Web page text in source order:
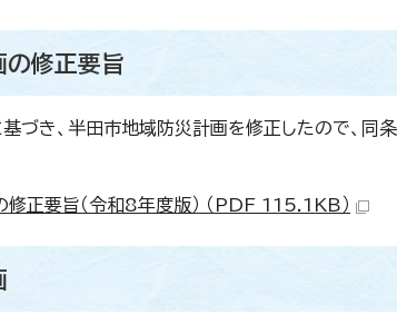
の修正要旨
づき、半田市地域防災計画を修正したので、同
正要旨（令和8年度版） （PDF 115.1KB）